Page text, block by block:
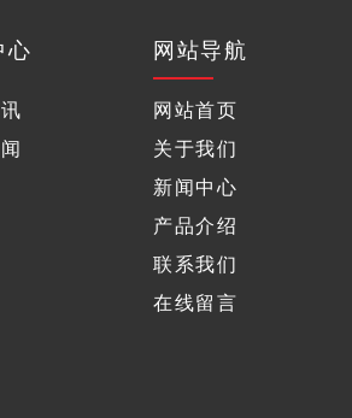
心 网站导航
网站首页
关于我们
新闻中心
产品介绍
联系我们
在线留言